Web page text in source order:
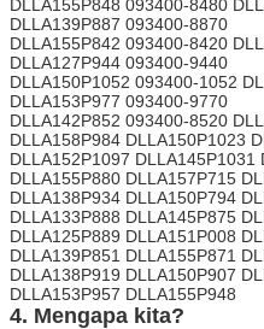
DLLA155P848 093400-8480
DLLA139P887 093400-8870
DLLA155P842 093400-8420
DLLA127P944 093400-9440
DLLA150P1052 093400-1052
DLLA153P977 093400-9770
DLLA142P852 093400-8520
DLLA158P984 DLLA150P1023
DLLA152P1097 DLLA145P1031
DLLA155P880 DLLA157P715
DLLA138P934 DLLA150P794
DLLA133P888 DLLA145P875
DLLA125P889 DLLA151P008
DLLA139P851 DLLA155P871
DLLA138P919 DLLA150P907
DLLA153P957 DLLA155P948
4. Mengapa kita?